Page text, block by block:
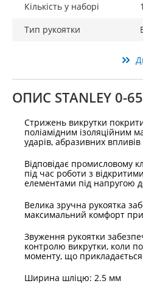
Кількість у наборі
Тип рукоятки
ОПИС STANLEY 0-
Стрижень викрутки
поліамідним ізоляційним
ударів, абразивних впливів
Відповідає промисловому
під час роботи з
елементами під напругою
Велика зручна рукоятка
максимальний комфорт при
Звуження рукоятки
контролю викрутки, коли
моменту, що
Ширина шліцю: 2.5 мм